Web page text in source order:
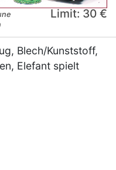
Limit: 30 €
Blech/Kunststoff,
Elefant spielt